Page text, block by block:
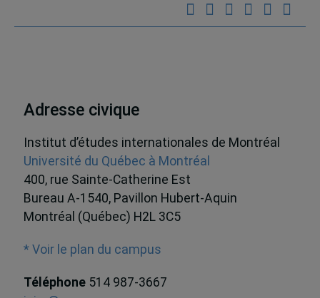
Adresse civique
Institut d’études internationales de Montréal
Université du Québec à Montréal
400, rue Sainte-Catherine Est
Bureau A-1540, Pavillon Hubert-Aquin
Montréal (Québec) H2L 3C5
* Voir le plan du campus
Téléphone 514 987-3667